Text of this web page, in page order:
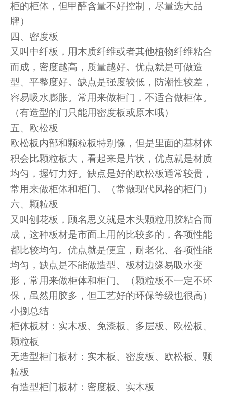
柜的柜体，但甲醛含量不好控制，尽量选大品
牌）
四、密度板
又叫中纤板，用木质纤维或者其他植物纤维粘合
而成，密度越高，质量越好。优点就是可做造
型、平整度好。缺点是强度较低，防潮性较差，
容易吸水膨胀。常用来做柜门，不适合做柜体。
（有造型的门只能用密度板或原木哦）
五、欧松板
欧松板内部和颗粒板特别像，但是里面的基材体
积会比颗粒板大，看起来是片状，优点就是材质
均匀，握钉力好。缺点是好的欧松板通常较贵，
常用来做柜体和柜门。（常做现代风格的柜门）
六、颗粒板
又叫刨花板，顾名思义就是木头颗粒用胶粘合而
成，这种板材是市面上用的比较多的，各项性能
都比较均匀。优点就是便宜，耐老化、各项性能
均匀，缺点是不能做造型、板材边缘易吸水变
形，常用来做柜体和柜门。（颗粒板不一定不环
保，虽然用胶多，但工艺好的环保等级也很高）
小捌总结
柜体板材：实木板、免漆板、多层板、欧松板、
颗粒板
无造型柜门板材：实木板、密度板、欧松板、颗
粒板
有造型柜门板材：密度板、实木板